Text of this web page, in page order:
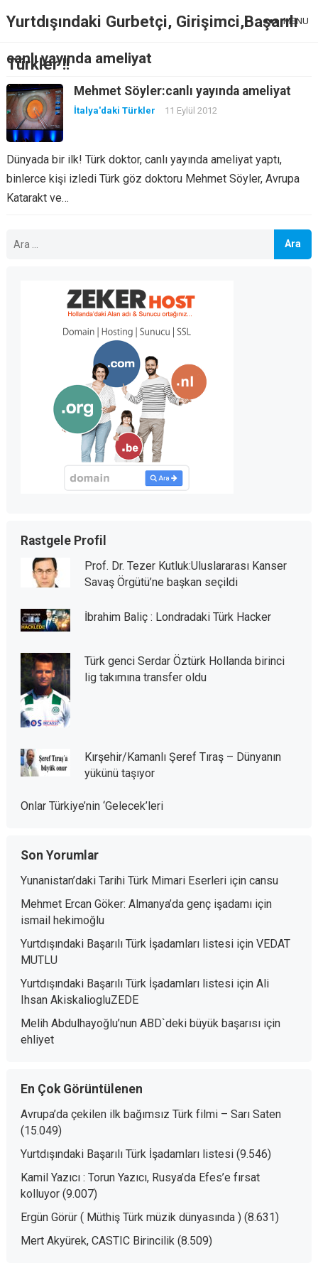
Yurtdışındaki Gurbetçi, Girişimci,Başarılı
Türkler !!
MENU
canlı yayında ameliyat
Mehmet Söyler:canlı yayında ameliyat
İtalya'daki Türkler 11 Eylül 2012
Dünyada bir ilk! Türk doktor, canlı yayında ameliyat yaptı,
binlerce kişi izledi Türk göz doktoru Mehmet Söyler, Avrupa
Katarakt ve…
Rastgele Profil
Prof. Dr. Tezer Kutluk:Uluslararası Kanser
Savaş Örgütü’ne başkan seçildi
İbrahim Baliç : Londradaki Türk Hacker
Türk genci Serdar Öztürk Hollanda birinci
lig takımına transfer oldu
Kırşehir/Kamanlı Şeref Tıraş – Dünyanın
yükünü taşıyor
Onlar Türkiye’nin ‘Gelecek’leri
Son Yorumlar
Yunanistan’daki Tarihi Türk Mimari Eserleriiçin cansu
Mehmet Ercan Göker: Almanya’da genç işadamıiçin
ismail hekimoğlu
Yurtdışındaki Başarılı Türk İşadamları listesiiçin VEDAT
MUTLU
Yurtdışındaki Başarılı Türk İşadamları listesiiçin Ali
Ihsan AkiskaliogluZEDE
Melih Abdulhayoğlu’nun ABD`deki büyük başarısıiçin
ehliyet
En Çok Görüntülenen
Avrupa’da çekilen ilk bağımsız Türk filmi – Sarı Saten
(15.049)
Yurtdışındaki Başarılı Türk İşadamları listesi (9.546)
Kamil Yazıcı : Torun Yazıcı, Rusya’da Efes’e fırsat
kolluyor (9.007)
Ergün Görür ( Müthiş Türk müzik dünyasında ) (8.631)
Mert Akyürek, CASTIC Birincilik (8.509)